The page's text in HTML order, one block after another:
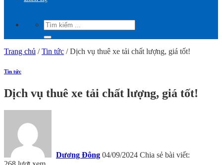
Trang chủ /Tin tức /Dịch vụ thuê xe tải chất lượng, giá tốt!
Tin tức
Dịch vụ thuê xe tải chất lượng, giá tốt!
Dương Đông 04/09/2024 Chia sẻ bài viết: